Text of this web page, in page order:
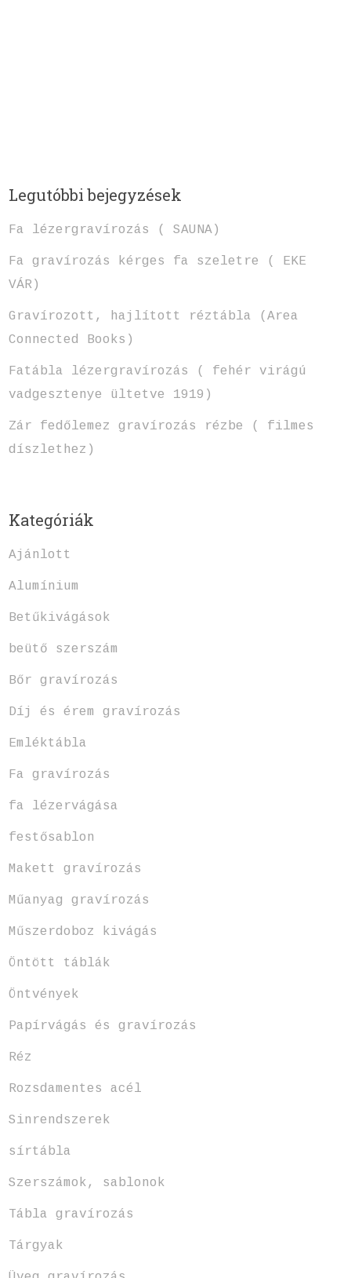
Legutóbbi bejegyzések
Fa lézergravírozás ( SAUNA)
Fa gravírozás kérges fa szeletre ( EKE
VÁR)
Gravírozott, hajlított réztábla (Area
Connected Books)
Fatábla lézergravírozás ( fehér virágú
vadgesztenye ültetve 1919)
Zár fedőlemez gravírozás rézbe ( filmes
díszlethez)
Kategóriák
Ajánlott
Alumínium
Betűkivágások
beütő szerszám
Bőr gravírozás
Díj és érem gravírozás
Emléktábla
Fa gravírozás
fa lézervágása
festősablon
Makett gravírozás
Műanyag gravírozás
Műszerdoboz kivágás
Öntött táblák
Öntvények
Papírvágás és gravírozás
Réz
Rozsdamentes acél
Sinrendszerek
sírtábla
Szerszámok, sablonok
Tábla gravírozás
Tárgyak